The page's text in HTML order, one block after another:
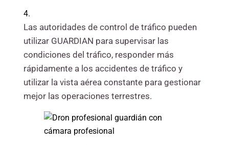
4.
Las autoridades de control de tráfico pueden
utilizar GUARDIAN para supervisar las
condiciones del tráfico, responder más
rápidamente a los accidentes de tráfico y
utilizar la vista aérea constante para gestionar
mejor las operaciones terrestres.